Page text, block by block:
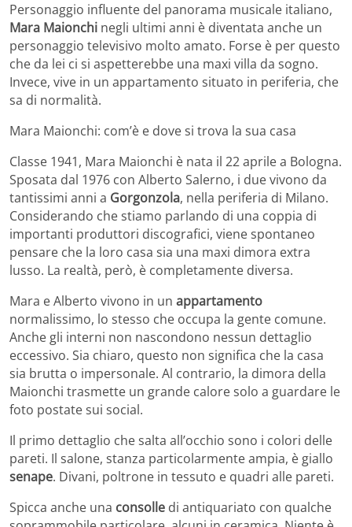
Personaggio influente del panorama musicale italiano,
Mara Maionchi negli ultimi anni è diventata anche un
personaggio televisivo molto amato. Forse è per questo
che da lei ci si aspetterebbe una maxi villa da sogno.
Invece, vive in un appartamento situato in periferia, che
sa di normalità.
Mara Maionchi: com’è e dove si trova la sua casa
Classe 1941, Mara Maionchi è nata il 22 aprile a Bologna.
Sposata dal 1976 con Alberto Salerno, i due vivono da
tantissimi anni a Gorgonzola, nella periferia di Milano.
Considerando che stiamo parlando di una coppia di
importanti produttori discografici, viene spontaneo
pensare che la loro casa sia una maxi dimora extra
lusso. La realtà, però, è completamente diversa.
Mara e Alberto vivono in un appartamento
normalissimo, lo stesso che occupa la gente comune.
Anche gli interni non nascondono nessun dettaglio
eccessivo. Sia chiaro, questo non significa che la casa
sia brutta o impersonale. Al contrario, la dimora della
Maionchi trasmette un grande calore solo a guardare le
foto postate sui social.
Il primo dettaglio che salta all’occhio sono i colori delle
pareti. Il salone, stanza particolarmente ampia, è giallo
senape. Divani, poltrone in tessuto e quadri alle pareti.
Spicca anche una consolle di antiquariato con qualche